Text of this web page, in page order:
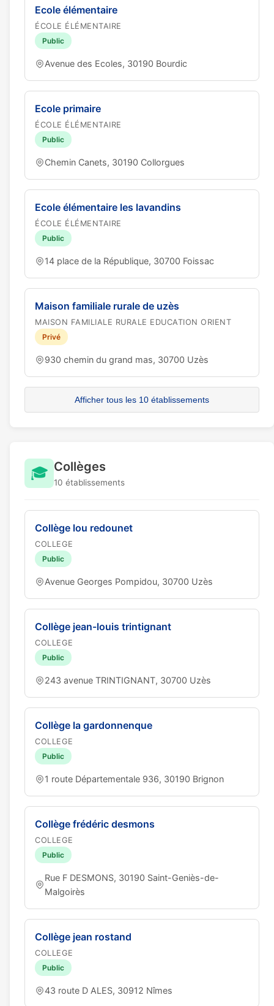
Ecole élémentaire
ÉCOLE ÉLÉMENTAIRE
Public
Avenue des Ecoles, 30190 Bourdic
Ecole primaire
ÉCOLE ÉLÉMENTAIRE
Public
Chemin Canets, 30190 Collorgues
Ecole élémentaire les lavandins
ÉCOLE ÉLÉMENTAIRE
Public
14 place de la République, 30700 Foissac
Maison familiale rurale de uzès
MAISON FAMILIALE RURALE EDUCATION ORIENT
Privé
930 chemin du grand mas, 30700 Uzès
Afficher tous les 10 établissements
🎓 Collèges
10 établissements
Collège lou redounet
COLLEGE
Public
Avenue Georges Pompidou, 30700 Uzès
Collège jean-louis trintignant
COLLEGE
Public
243 avenue TRINTIGNANT, 30700 Uzès
Collège la gardonnenque
COLLEGE
Public
1 route Départementale 936, 30190 Brignon
Collège frédéric desmons
COLLEGE
Public
Rue F DESMONS, 30190 Saint-Geniès-de-
Malgoirès
Collège jean rostand
COLLEGE
Public
43 route D ALES, 30912 Nîmes